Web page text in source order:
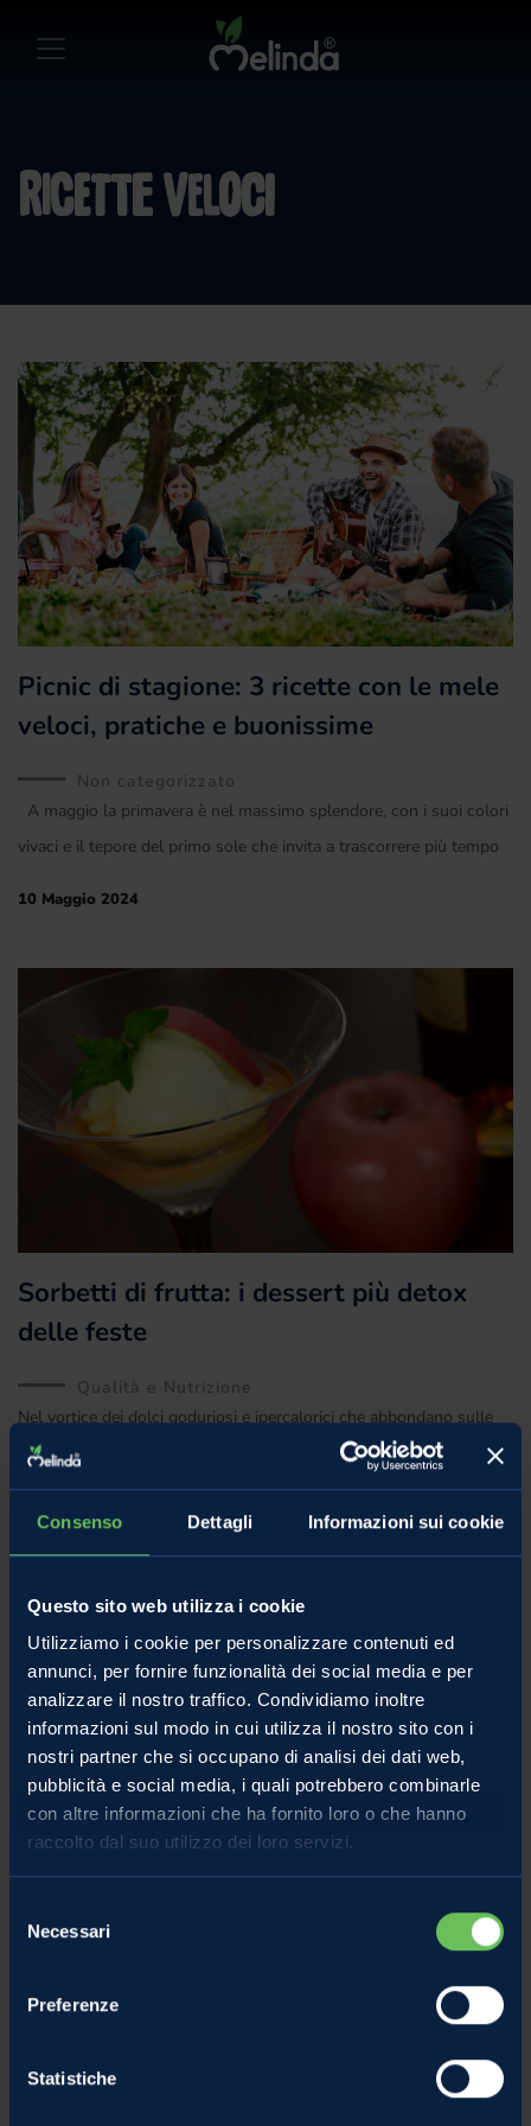
Consenso Dettagli Informazioni sui cookie
Questo sito web utilizza i cookie
Utilizziamo i cookie per personalizzare contenuti ed
annunci, per fornire funzionalità dei social media e per
analizzare il nostro traffico. Condividiamo inoltre
informazioni sul modo in cui utilizza il nostro sito con i
nostri partner che si occupano di analisi dei dati web,
pubblicità e social media, i quali potrebbero combinarle
con altre informazioni che ha fornito loro o che hanno
raccolto dal suo utilizzo dei loro servizi.
delNecessari
Preferenze
Statistiche
Ricette Veloci
Picnic di stagione: 3 ricette con le mele
veloci, pratiche e buonissime
Non categorizzato
A maggio la primavera è nel massimo splendore, con i suoi colori
vivaci e il tepore del primo sole che invita a trascorrere più tempo
10 Maggio 2024
Sorbetti di frutta: i dessert più detox
delle feste
Qualità e Nutrizione
Nel vortice dei dolci goduriosi e ipercalorici che abbondano sulle
tavole durante i festeggiamenti natalizi, spunta una “via di fuga”
rinfrescante e benefica che promette
Le ricette di Davide Zambelli: 5 lieti fine
Lo seguiamo sui social, su Youtube e in tv e ora Davide Zambelli
arriva sul nostro blog con 5 ricette belle, semplici e originali tutte